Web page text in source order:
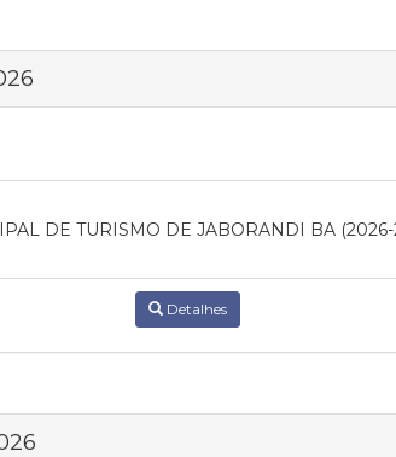
DE TURISMO DE JABORANDI BA
Detalhes